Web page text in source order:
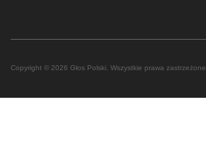
Copyright © 2026 Głos Polski. Wszystkie prawa zastrzeżone.